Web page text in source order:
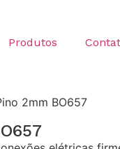
Produtos
2mm BO657